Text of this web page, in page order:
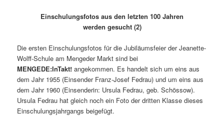
Einschulungsfotos aus den letzten 100 Jahren
werden gesucht (2)
Die ersten Einschulungsfotos für die Jubiläumsfeier der Jeanette-
Wolff-Schule am Mengeder Markt sind bei
MENGEDE:InTakt! angekommen. Es handelt sich um eins aus
dem Jahr 1955 (Einsender Franz-Josef Fedrau) und um eins aus
dem Jahr 1960 (Einsenderin: Ursula Fedrau, geb. Schössow).
Ursula Fedrau hat gleich noch ein Foto der dritten Klasse dieses
Einschulungsjahrgangs beigefügt.